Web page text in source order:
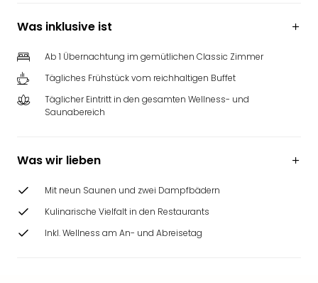
Was inklusive ist
Ab 1 Übernachtung im gemütlichen Classic Zimmer
Tägliches Frühstück vom reichhaltigen Buffet
Täglicher Eintritt in den gesamten Wellness- und
Saunabereich
Was wir lieben
Mit neun Saunen und zwei Dampfbädern
Kulinarische Vielfalt in den Restaurants
Inkl. Wellness am An- und Abreisetag